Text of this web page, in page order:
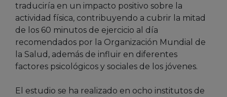
traduciría en un impacto positivo sobre la
actividad física, contribuyendo a cubrir la mitad
de los 60 minutos de ejercicio al día
recomendados por la Organización Mundial de
la Salud, además de influir en diferentes
factores psicológicos y sociales de los jóvenes.
El estudio se ha realizado en ocho institutos de